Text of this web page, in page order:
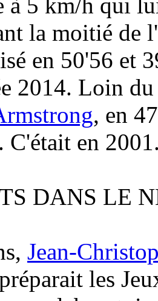
la moitié de
en 50'56 et
2014. Loin
, en
C'était en
DANS LE
Jean-
les